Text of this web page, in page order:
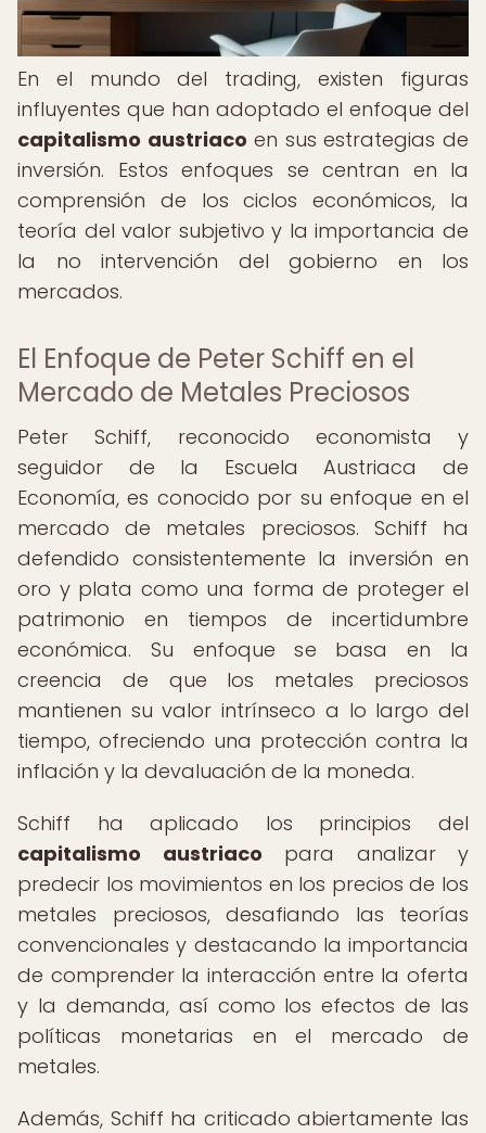
En el mundo del trading, existen figuras
influyentes que han adoptado el enfoque del
capitalismo austriaco en sus estrategias de
inversión. Estos enfoques se centran en la
comprensión de los ciclos económicos, la
teoría del valor subjetivo y la importancia de
la no intervención del gobierno en los
mercados.
El Enfoque de Peter Schiff en el
Mercado de Metales Preciosos
Peter Schiff, reconocido economista y
seguidor de la Escuela Austriaca de
Economía, es conocido por su enfoque en el
mercado de metales preciosos. Schiff ha
defendido consistentemente la inversión en
oro y plata como una forma de proteger el
patrimonio en tiempos de incertidumbre
económica. Su enfoque se basa en la
creencia de que los metales preciosos
mantienen su valor intrínseco a lo largo del
tiempo, ofreciendo una protección contra la
inflación y la devaluación de la moneda.
Schiff ha aplicado los principios del
capitalismo austriaco para analizar y
predecir los movimientos en los precios de los
metales preciosos, desafiando las teorías
convencionales y destacando la importancia
de comprender la interacción entre la oferta
y la demanda, así como los efectos de las
políticas monetarias en el mercado de
metales.
Además, Schiff ha criticado abiertamente las